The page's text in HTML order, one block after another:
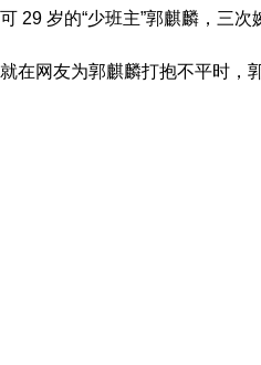
可 29 岁的“少班主”郭麒麟，三次
就在网友为郭麒麟打抱不平时，